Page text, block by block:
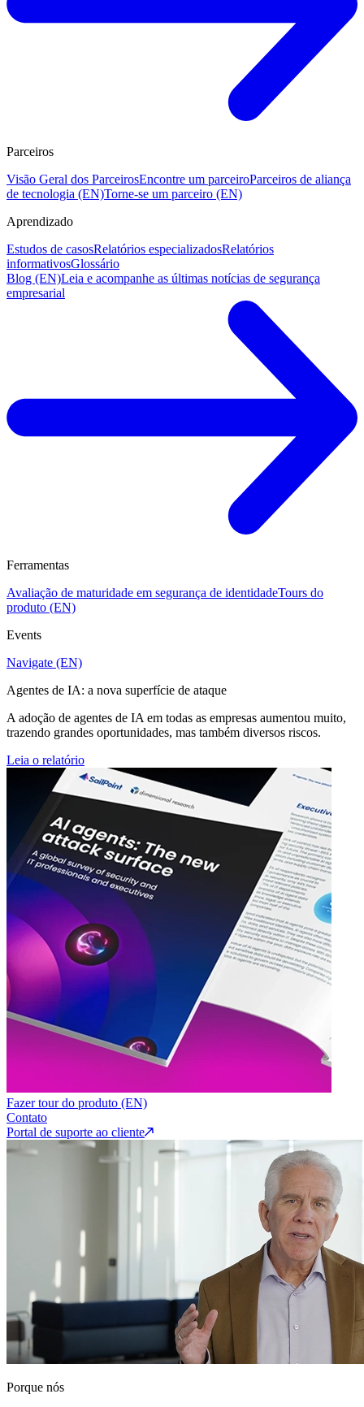
Parceiros
Visão Geral dos ParceirosEncontre um parceiroParceiros de aliança
de tecnologia (EN)Torne-se um parceiro (EN)
Aprendizado
Estudos de casosRelatórios especializadosRelatórios
informativosGlossário
Blog (EN)Leia e acompanhe as últimas notícias de segurança
empresarial
Ferramentas
Avaliação de maturidade em segurança de identidadeTours do
produto (EN)
Events
Navigate (EN)
Agentes de IA: a nova superfície de ataque
A adoção de agentes de IA em todas as empresas aumentou muito,
trazendo grandes oportunidades, mas também diversos riscos.
Leia o relatório
Fazer tour do produto (EN)
Contato
Portal de suporte ao cliente
Porque nós